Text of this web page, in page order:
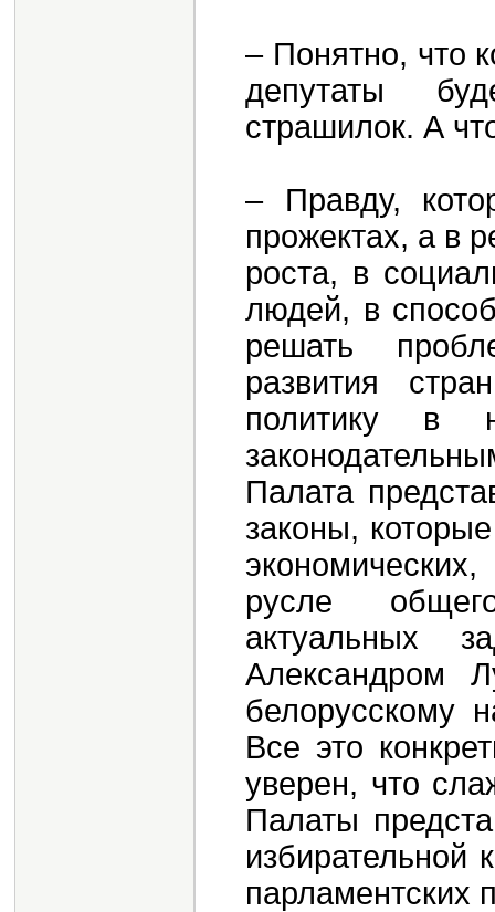
– Понятно, что
депутаты
страшилок. А
– Правду,
прожектах, а в
роста, в
людей, в
решать
развития
политику в
Палата
законы,
русле
актуальных
Александром
белорусскому
Все это
уверен, что
Палаты
избирательной
парламентских